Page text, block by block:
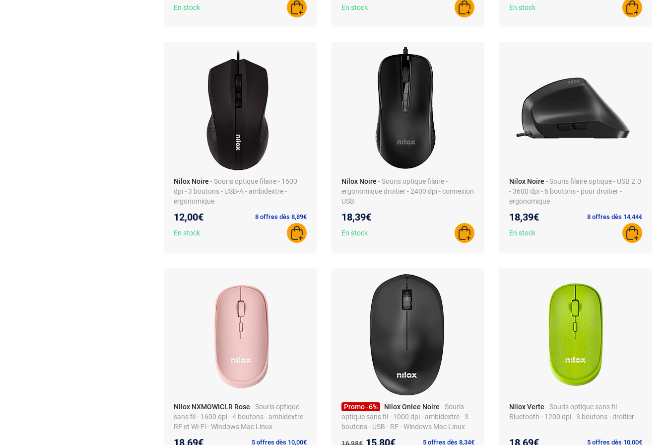
En stock
AJOUTER AU PANIER
En stock
AJOUTER AU PANIER
En stock
AJOUTER
Nilox Noire - Souris optique filaire - 1600
dpi - 3 boutons - USB-A - ambidextre -
ergonomique
12,00€ 8 offres dès 8,89€
En stock
AJOUTER AU PANIER
Nilox Noire - Souris optique filaire -
ergonomique droitier - 2400 dpi - connexion
USB
18,39€
En stock
AJOUTER AU PANIER
Nilox Noire - Souris filaire optique - USB 2.0
- 3600 dpi - 6 boutons - pour droitier -
ergonomique
18,39€ 8 offres dès 14,44€
En stock
AJOUTER
Nilox NXMOWICLR Rose - Souris optique
sans fil - 1600 dpi - 4 boutons - ambidextre -
RF et Wi-Fi - Windows Mac Linux
5 offres dès 10,00€
Promo -6% Nilox Onlee Noire - Souris
optique sans fil - 1000 dpi - ambidextre - 3
boutons - USB - RF - Windows Mac Linux
Ancien prix :Nouveau prix :5 offres dès 8,34€
Nilox Verte - Souris optique sans fil -
Bluetooth - 1200 dpi - 3 boutons - droitier
5 offres dès 10,00€